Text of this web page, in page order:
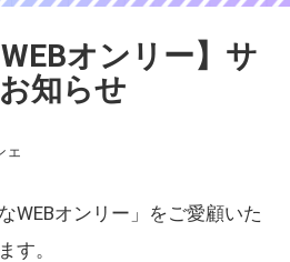
オンリー】サ
知らせ
ェ
WEBオンリー」をご愛顧いた
す。